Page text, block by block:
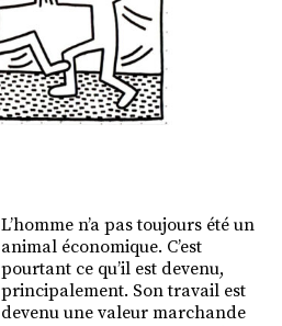
L’homme n’a pas toujours été un
animal économique. C’est
pourtant ce qu’il est devenu,
principalement. Son travail est
devenu une valeur marchande